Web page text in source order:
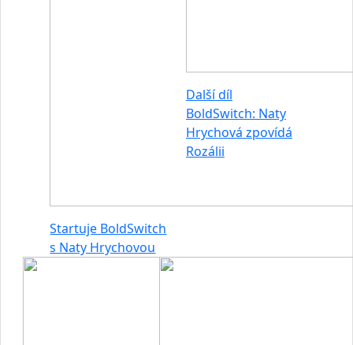
Startuje BoldSwitch
s Naty Hrychovou
Další díl
BoldSwitch: Naty
Hrychová zpovídá
Rozálii